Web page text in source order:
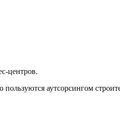
центров.
аутсорсингом